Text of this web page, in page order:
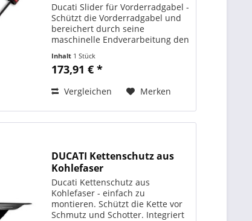
Ducati Slider für Vorderradgabel -
Schützt die Vorderradgabel und
bereichert durch seine
maschinelle Endverarbeitung den
Ein echtes Stilelement. In
Zusammenarbeit mit Rizoma
Inhalt 1 Stück
173,91 € *
Vergleichen Merken
DUCATI Kettenschutz aus
Kohlefaser
Ducati Kettenschutz aus
Kohlefaser - einfach zu
montieren. Schützt die Kette vor
Schmutz und Schotter. Integriert